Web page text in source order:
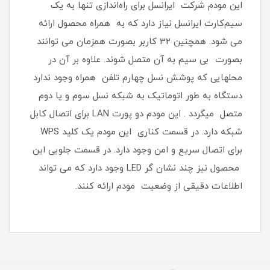
این مودم شرکت ایرانسل برای راه‌اندازی تنها به یک
سیم‌کارت ایرانسل نیاز دارد که به همراه محصول ارائه
می شود. همچنین 32 کاربر بصورت همزمان می توانند
بصورت بی سیم به آن متصل شوند. علاوه بر آن در
محلهایی که پوشش نسل چهارم تلفن همراه وجود ندارد
دستگاه به طور اتوماتیک به شبکه نسل سوم و یا دوم
متصل میگردد . این مودم دو پورت LAN برای اتصال کابل
شبکه دارد. در قسمت کناری این مودم یک کلید WPS
برای اتصال سریع و امن وجود دارد. در قسمت جلویی این
محصول نیز چند نشان گر LED وجود دارد که می تواند
اطلاعات دقیقی از وضعیت مودم ارائه کنند.